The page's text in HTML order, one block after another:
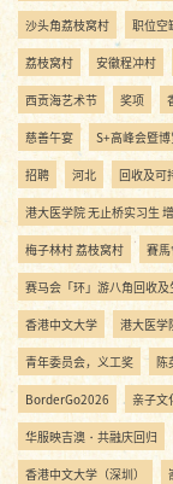
沙头角荔枝窝村 职位空
荔枝窝村 安徽程冲村
西贡海艺术节 奖项
慈善午宴 S+高峰会暨
招聘 河北 回收及可
港大医学院 无止桥实习生
梅子林村 荔枝窝村 賽
赛马会「环」游八角回收
香港中文大学 港大医学
青年委员会，义工奖 陈
BorderGo2026 亲子文
华服映吉澳・共融庆回归
香港中文大学（深圳）